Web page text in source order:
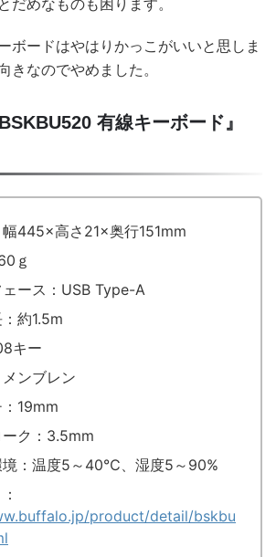
ボードはやはりかっこがいいと思しま
きなのでやめました。
有線キーボード』
445×高さ21×奥行151mm
ｇ
ース：USB Type-A
約1.5m
キー
ンブレン
19mm
ク：3.5mm
境：温度5～40℃、湿度5～90%
product/detail/bskbu